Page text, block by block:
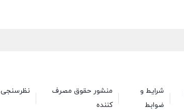
شرایط و
ضوابط
منشور حقوق مصرف
کننده
نظرسنجی